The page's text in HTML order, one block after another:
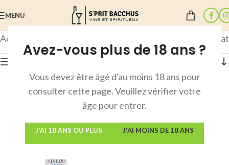
Avez-vous plus de 18 ans ?
Vous devez être âgé d'au moins 18 ans pour
consulter cette page. Veuillez vérifier votre
âge pour entrer.
J'AI 18 ANS OU PLUS J'AI MOINS DE 18 ANS
MENU
Accueil Voici le seul résultat